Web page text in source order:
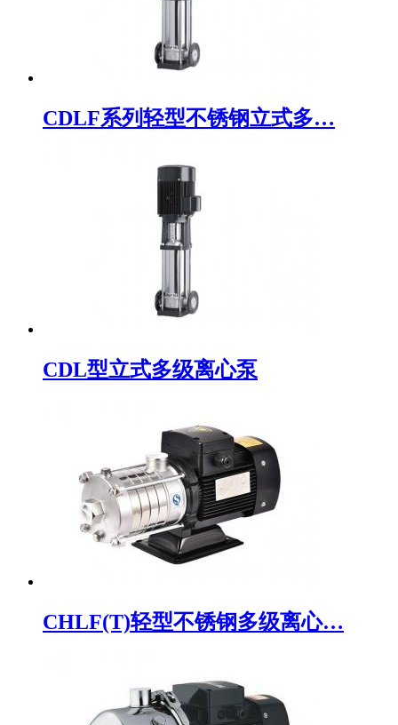
CDLF系列轻型不锈钢立式多…
CDL型立式多级离心泵
CHLF(T)轻型不锈钢多级离心…